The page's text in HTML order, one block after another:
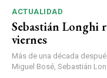
ACTUALIDAD
Sebastián Longhi
viernes
Más de una década
Miguel Bosé, Sebastián